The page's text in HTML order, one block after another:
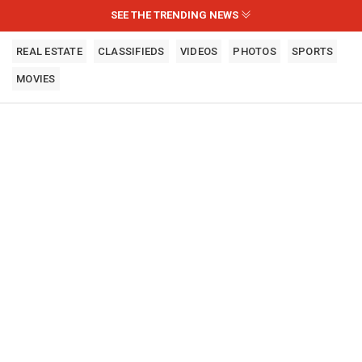
SEE THE TRENDING NEWS
REAL ESTATE CLASSIFIEDS VIDEOS PHOTOS SPORTS
MOVIES